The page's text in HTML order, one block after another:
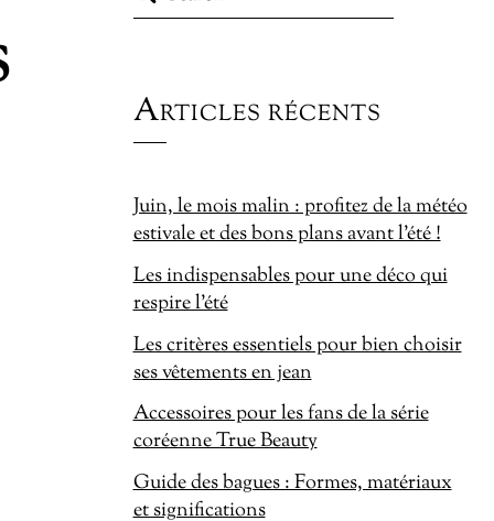
Articles récents
Juin, le mois malin : profitez de la météo
estivale et des bons plans avant l’été !
Les indispensables pour une déco qui
respire l’été
Les critères essentiels pour bien choisir
ses vêtements en jean
Accessoires pour les fans de la série
coréenne True Beauty
Guide des bagues : Formes, matériaux
et significations